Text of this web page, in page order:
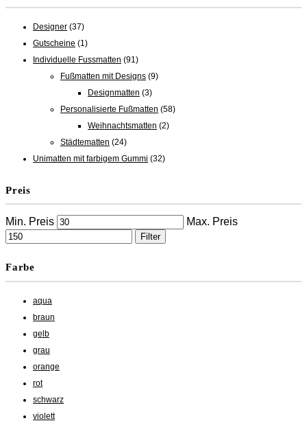
Designer (37)
Gutscheine (1)
Individuelle Fussmatten (91)
Fußmatten mit Designs (9)
Designmatten (3)
Personalisierte Fußmatten (58)
Weihnachtsmatten (2)
Städtematten (24)
Unimatten mit farbigem Gummi (32)
Preis
Min. Preis Max. Preis
Filter
Farbe
aqua
braun
gelb
grau
orange
rot
schwarz
violett